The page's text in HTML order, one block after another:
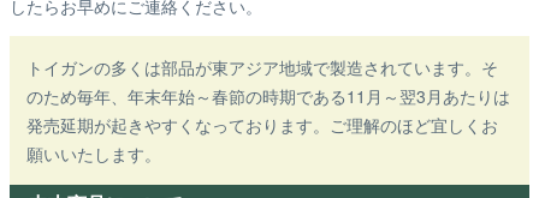
したらお早めにご連絡ください。
トイガンの多くは部品が東アジア地域で製造されています。そ
のため毎年、年末年始～春節の時期である11月～翌3月あたりは
発売延期が起きやすくなっております。ご理解のほど宜しくお
願いいたします。